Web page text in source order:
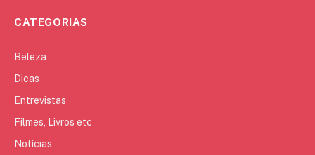
CATEGORIAS
Beleza
Dicas
Entrevistas
Filmes, Livros etc
Notícias